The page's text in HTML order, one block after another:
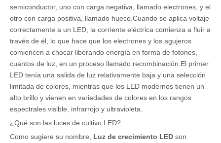
semiconductor, uno con carga negativa, llamado electrones, y el
otro con carga positiva, llamado hueco.Cuando se aplica voltaje
correctamente a un LED, la corriente eléctrica comienza a fluir a
través de él, lo que hace que los electrones y los agujeros
comiencen a chocar liberando energía en forma de fotones,
cuantos de luz, en un proceso llamado recombinación.El primer
LED tenía una salida de luz relativamente baja y una selección
limitada de colores, mientras que los LED modernos tienen un
alto brillo y vienen en variedades de colores en los rangos
espectrales visible, infrarrojo y ultravioleta.
¿Qué son las luces de cultivo LED?
Como sugiere su nombre, Luz de crecimiento LED son